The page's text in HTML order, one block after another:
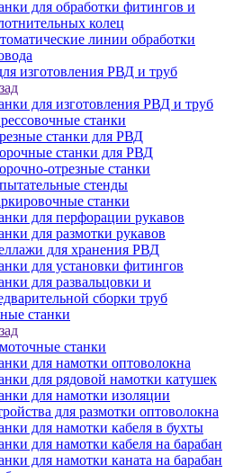
для обработки фитингов и
колец
линии обработки
изготовления РВД и труб
для изготовления РВД и труб
станки
станки для РВД
станки для РВД
отрезные станки
стенды
станки
для перфорации рукавов
для размотки рукавов
для хранения РВД
для установки фитингов
для развальцовки и
сборки труб
станки
станки
для намотки оптоволокна
для рядовой намотки катушек
для намотки изоляции
для размотки оптоволокна
для намотки кабеля в бухты
для намотки кабеля на барабан
для намотки каната на барабан